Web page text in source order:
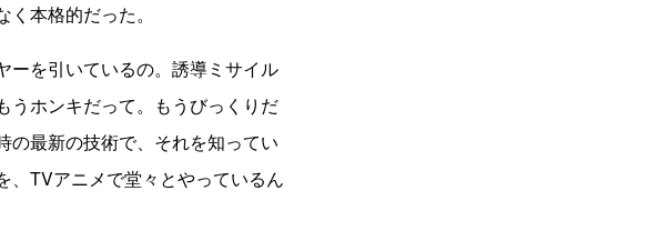
本格的だった。
ーを引いているの。誘導ミサイル
うホンキだって。もうびっくりだ
の最新の技術で、それを知ってい
、TVアニメで堂々とやっているん